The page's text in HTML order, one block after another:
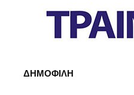
ΔΗΜΟΦΙΛΗ